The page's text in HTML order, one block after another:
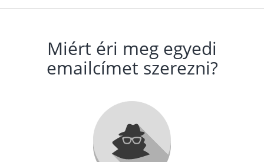
Miért éri meg egyedi
emailcímet szerezni?